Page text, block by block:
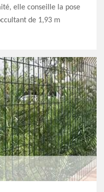
elle conseille la pose
de 1,93 m